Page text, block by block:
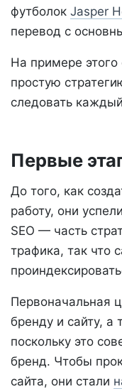
футболок Jasper
перевод с
На примере
простую
следовать
Первые
До того, как
работу, они
SEO — часть
трафика, так что
Первоначальная
бренду и сайту, а
поскольку это
бренд. Чтобы
сайта, они стали